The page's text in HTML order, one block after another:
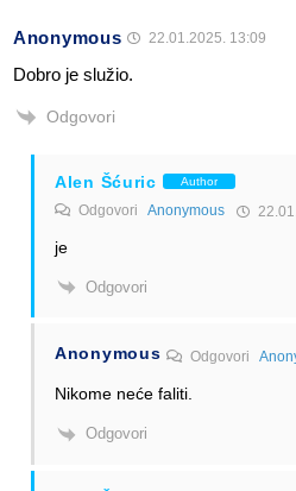
Anonymous 22.01.2025. 13:09
Dobro je služio.
Odgovori
Alen Šćuric Author
Odgovori Anonymous
je
Odgovori
Anonymous Odgovori
Nikome neće faliti.
Odgovori